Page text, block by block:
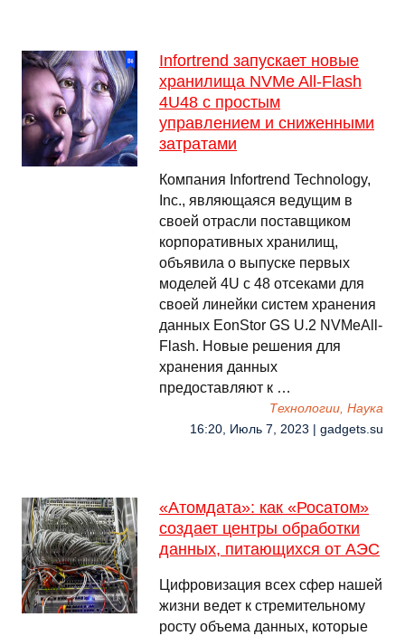
Infortrend запускает новые
хранилища NVMe All-Flash
4U48 с простым
управлением и сниженными
затратами
Компания Infortrend Technology,
Inc., являющаяся ведущим в
своей отрасли поставщиком
корпоративных хранилищ,
объявила о выпуске первых
моделей 4U с 48 отсеками для
своей линейки систем хранения
данных EonStor GS U.2 NVMeAll-
Flash. Новые решения для
хранения данных
предоставляют к …
Технологии, Наука
16:20, Июль 7, 2023 | gadgets.su
«Атомдата»: как «Росатом»
создает центры обработки
данных, питающихся от АЭС
Цифровизация всех сфер нашей
жизни ведет к стремительному
росту объема данных, которые